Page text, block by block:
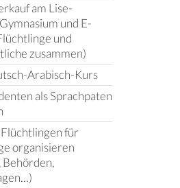
am Lise-
und E-
und
zusammen)
Arabisch-Kurs
als Sprachpaten
für
organisieren
Behörden,